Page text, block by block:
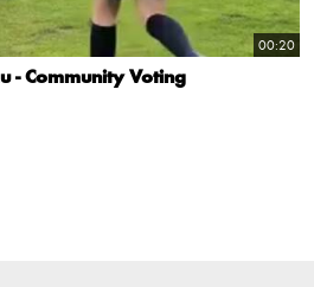
00:20
- Community Voting